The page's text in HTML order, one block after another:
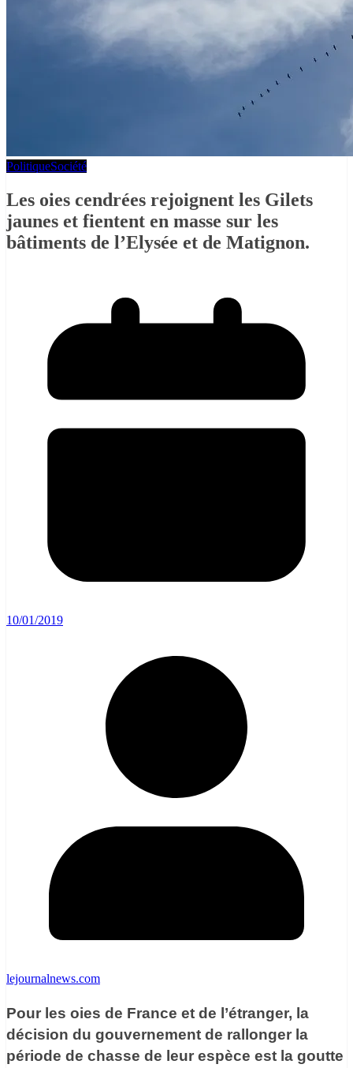
PolitiqueSociété
Les oies cendrées rejoignent les Gilets
jaunes et fientent en masse sur les
bâtiments de l’Elysée et de Matignon.
10/01/2019
lejournalnews.com
Pour les oies de France et de l’étranger, la
décision du gouvernement de rallonger la
période de chasse de leur espèce est la goutte